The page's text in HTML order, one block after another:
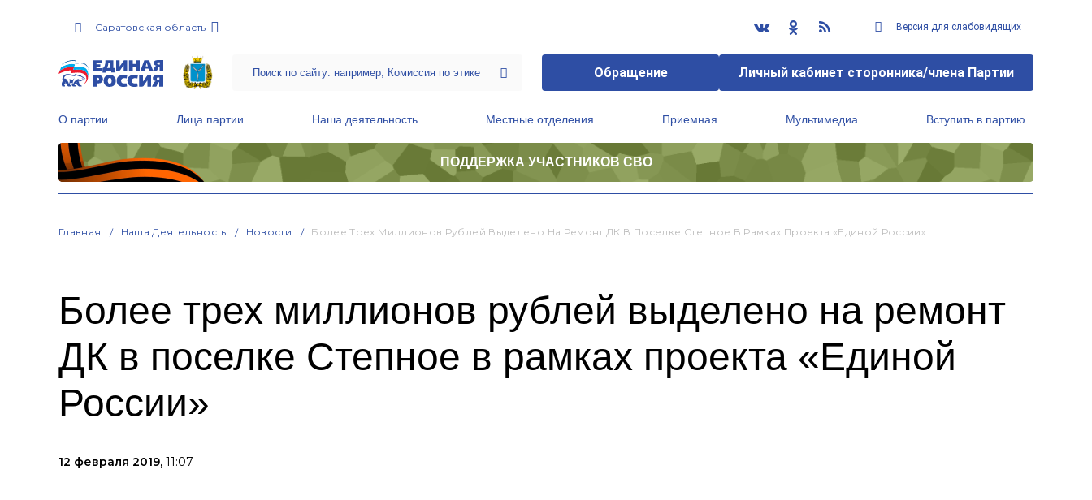
Саратовская область Версия для слабовидящих
Обращение Личный кабинет сторонника/члена Партии
О партии Лица партии Наша деятельность Местные отделения Приемная Мультимедиа Вступить в партию
ПОДДЕРЖКА УЧАСТНИКОВ СВО
Главная Наша Деятельность Новости Более Трех Миллионов Рублей Выделено На Ремонт ДК В Поселке Степное В Рамках Проекта «Единой России»
Более трех миллионов рублей выделено на ремонт
ДК в поселке Степное в рамках проекта «Единой
России»
12 февраля 2019, 11:07